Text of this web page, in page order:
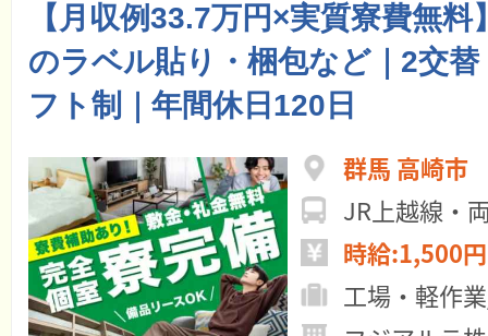
【月収例33.7万円×実質寮費無料
のラベル貼り・梱包など｜2交
フト制｜年間休日120日
群馬 高崎市
時給:1,500
工場・軽作